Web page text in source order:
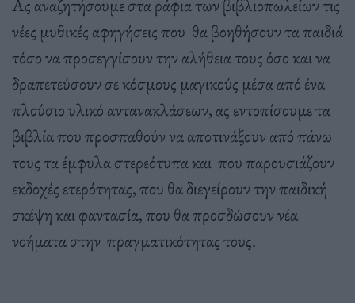
νέες μυθικές αφηγήσεις που θα βοηθήσουν τα παιδιά
τόσο να προσεγγίσουν την αλήθεια τους όσο και να
δραπετεύσουν σε κόσμους μαγικούς μέσα από ένα
πλούσιο υλικό αντανακλάσεων, ας εντοπίσουμε τα
βιβλία που προσπαθούν να αποτινάξουν από πάνω
τους τα έμφυλα στερεότυπα και που παρουσιάζουν
εκδοχές ετερότητας, που θα διεγείρουν την παιδική
σκέψη και φαντασία, που θα προσδώσουν νέα
νοήματα στην πραγματικότητας τους.